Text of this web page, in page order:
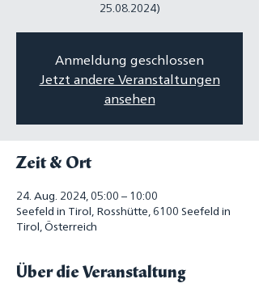
Anmeldung geschlossen
Jetzt andere Veranstaltungen
ansehen
Zeit & Ort
24. Aug. 2024, 05:00 – 10:00
Seefeld in Tirol, Rosshütte, 6100 Seefeld in
Tirol, Österreich
Über die Veranstaltung